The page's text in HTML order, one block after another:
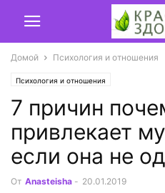
Домой Психология и отношения
Психология и отношения
7 причин
привлекает
если она не
От Anasteisha - 20.01.2019